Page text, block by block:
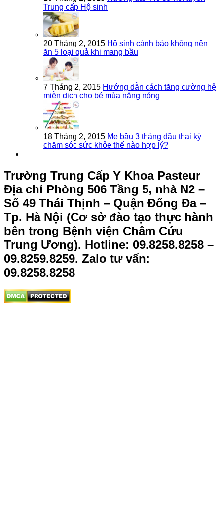
Trung cấp Hộ sinh
20 Tháng 2, 2015 Hộ sinh cảnh báo không nên
ăn 5 loại quả khi mang bầu
7 Tháng 2, 2015 Hướng dẫn cách tăng cường hệ
miễn dịch cho bé mùa nắng nóng
18 Tháng 2, 2015 Mẹ bầu 3 tháng đầu thai kỳ
chăm sóc sức khỏe thế nào hợp lý?
Trường Trung Cấp Y Khoa Pasteur
Địa chỉ Phòng 506 Tầng 5, nhà N2 –
Số 49 Thái Thịnh – Quận Đống Đa –
Tp. Hà Nội (Cơ sở đào tạo thực hành
bên trong Bệnh viện Châm Cứu
Trung Ương). Hotline: 09.8258.8258 –
09.8259.8259. Zalo tư vấn:
09.8258.8258